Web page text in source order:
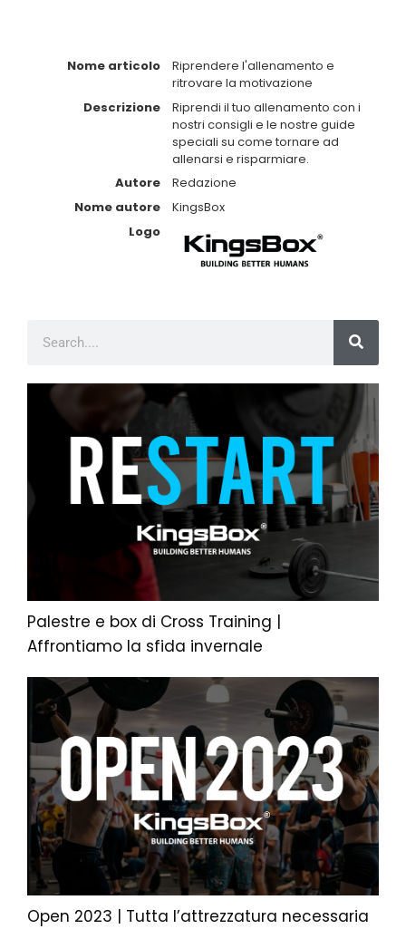
Nome articolo
Riprendere l'allenamento e
ritrovare la motivazione
Descrizione
Riprendi il tuo allenamento con i
nostri consigli e le nostre guide
speciali su come tornare ad
allenarsi e risparmiare.
Autore
Redazione
Nome autore
KingsBox
Logo
Palestre e box di Cross Training |
Affrontiamo la sfida invernale
Open 2023 | Tutta l’attrezzatura necessaria